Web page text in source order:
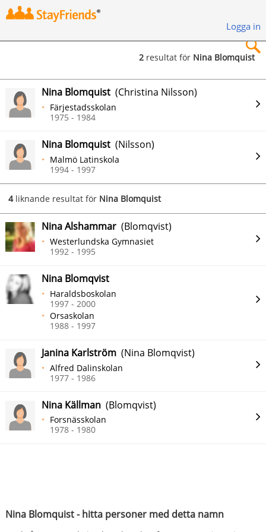
Logga in
Sök
2 resultat för Nina Blomquist
Nina Blomquist - hitta personer med detta namn
Nina Blomquist (Christina Nilsson)
Färjestadsskolan
1975 - 1984
Nina Blomquist (Nilsson)
Malmö Latinskola
1994 - 1997
4liknande resultat för Nina Blomquist
Nina Alshammar (Blomqvist)
Westerlundska Gymnasiet
1992 - 1995
Nina Blomqvist
Haraldsboskolan
1997 - 2000
Orsaskolan
1988 - 1997
Janina Karlström (Nina Blomqvist)
Alfred Dalinskolan
1977 - 1986
Nina Källman (Blomqvist)
Forsnässkolan
1978 - 1980